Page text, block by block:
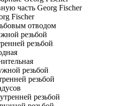
часть Georg Fischer
Fischer
отводом
резьбой
резьбой
резьбой
резьбой
резьбой